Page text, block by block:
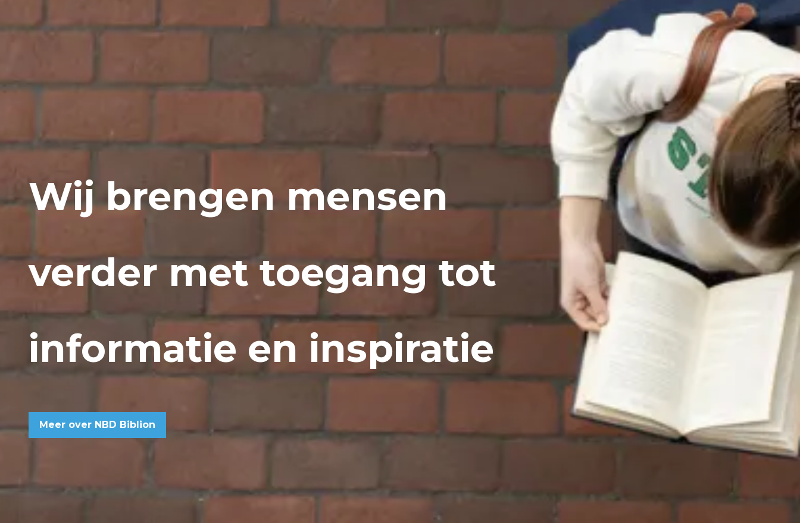
Wij brengen mensen
verder met toegang tot
informatie en inspiratie
Meer over NBD Biblion